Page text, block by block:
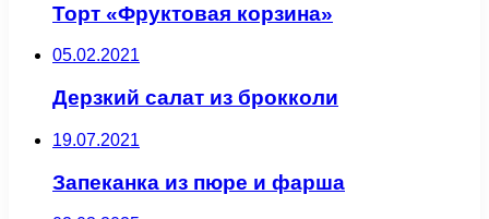
Торт «Фруктовая корзина»
05.02.2021
Дерзкий салат из брокколи
19.07.2021
Запеканка из пюре и фарша